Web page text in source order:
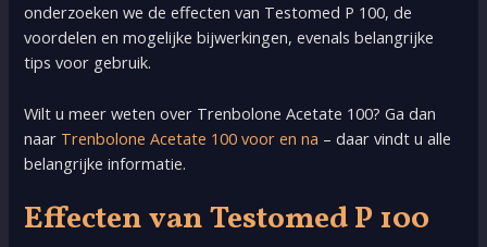
onderzoeken we de effecten van Testomed P 100, de
voordelen en mogelijke bijwerkingen, evenals belangrijke
tips voor gebruik.
Wilt u meer weten over Trenbolone Acetate 100? Ga dan
naar Trenbolone Acetate 100 voor en na – daar vindt u alle
belangrijke informatie.
Effecten van Testomed P 100